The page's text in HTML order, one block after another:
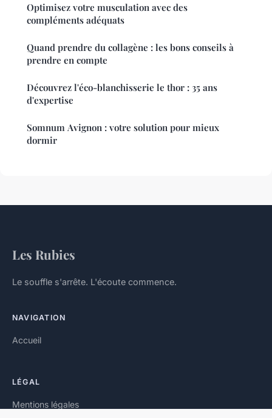
Optimisez votre musculation avec des
compléments adéquats
Quand prendre du collagène : les bons conseils à
prendre en compte
Découvrez l'éco-blanchisserie le thor : 35 ans
d'expertise
Somnum Avignon : votre solution pour mieux
dormir
Les Rubies
Le souffle s'arrête. L'écoute commence.
NAVIGATION
Accueil
LÉGAL
Mentions légales